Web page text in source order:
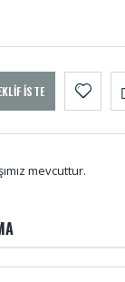
İSTE
mevcuttur.